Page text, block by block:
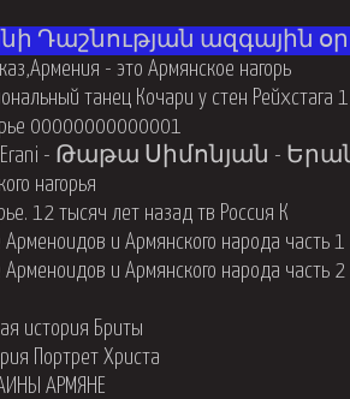
Դաշնության ազգային
- это Армянское нагорь
танец Кочари у стен Рейхстага
00000000000001
- Erani - Թաթա Սիմոնյան -
нагорья
12 тысяч лет назад тв Россия К
Арменоидов и Армянского народа часть 1
Арменоидов и Армянского народа часть 2
история Бриты
Портрет Христа
АРМЯНЕ